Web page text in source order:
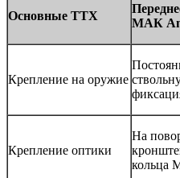
Основные ТТХ
МАК
Крепление на оружие
Крепление оптики
На
кольца